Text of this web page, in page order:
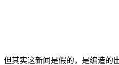
但其实这新闻是假的，是编造的